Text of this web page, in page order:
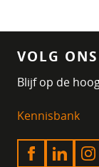
VOLG ONS
Blijf op de
Kennisbank